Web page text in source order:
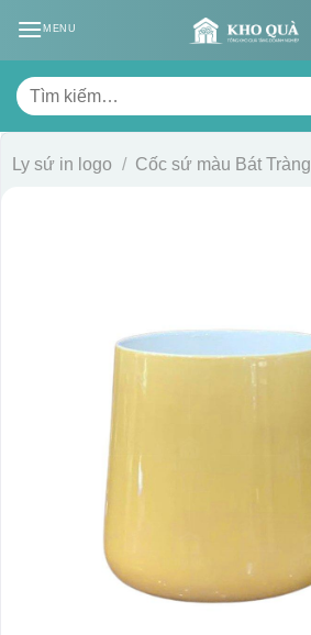
MENU
Tìm
kiếm:
Ly sứ in logo / Cốc sứ màu Bát Tràng